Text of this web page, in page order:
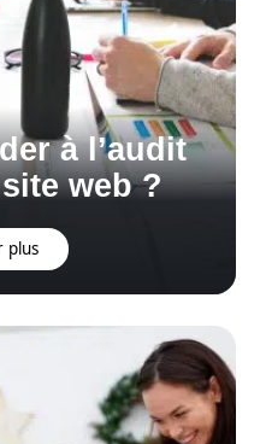
à l’audit
web ?
plus